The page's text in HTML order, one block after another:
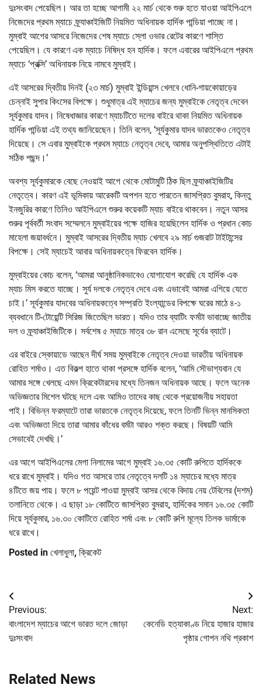
দুঃসংবাদ পেয়েছিল। আর তা হচ্ছে আগামী ২২ মার্চ থেকে শুরু হতে যাওয়া আইপিএলে
নিজেদের প্রথম ম্যাচে ফ্র্যাঞ্চাইজিটি নিয়মিত অধিনায়ক হার্দিক পান্ডিয়া পাচ্ছে না।
মুম্বাই আগের আসরে নিজেদের শেষ ম্যাচে স্লো ওভার রেটের কারণে শাস্তি
পেয়েছিল। যে কারণে এক ম্যাচে নিষিদ্ধ হন হার্দিক। ফলে এবারের আইপিএলে প্রথম
ম্যাচে ‘প্রক্সি’ অধিনায়ক নিয়ে নামবে মুম্বাই।
এই আসরের দ্বিতীয় দিনই (২৩ মার্চ) মুম্বাই ইন্ডিয়ান্স খেলবে ধোনি-গায়কোয়াড়ের
চেন্নাই সুপার কিংসের বিপক্ষে। শুধুমাত্র এই ম্যাচের জন্য মুম্বাইকে নেতৃত্ব দেবেন
সূর্যকুমার যাদব। নিষেধাজ্ঞার কারণে ম্যাচটিতে দলের বাইরে থাকা নিয়মিত অধিনায়ক
হার্দিক পান্ডিয়া এই তথ্য জানিয়েছেন। তিনি বলেন, ‘সূর্যকুমার যাদব ভারতকেও নেতৃত্ব
দিয়েছে। সে এবার মুম্বাইকে প্রথম ম্যাচে নেতৃত্ব দেবে, আমার অনুপস্থিতিতে এটাই
সঠিক পছন্দ।’
অবশ্য সূর্যকুমারকে বেছে নেওয়াই আগে থেকে মোটামুটি ঠিক ছিল ফ্র্যাঞ্চাইজিটির
নেতৃত্বে। কারণ এই ভূমিকায় আরেকটি অপশন হতে পারতেন জাসপ্রিত বুমরাহ, কিন্তু
ইনজুরির কারণে তিনিও আইপিএলে শুরুর কয়েকটি ম্যাচ বাইরে থাকবেন। নতুন আসর
শুরুর পূর্ববর্তী সংবাদ সম্মেলনে মুম্বাইয়ের পক্ষে হাজির হয়েছিলেন হার্দিক ও প্রধান কোচ
মাহেলা জয়াবর্ধনে। মুম্বাই আসরের দ্বিতীয় ম্যাচ খেলবে ২৯ মার্চ গুজরাট টাইটান্সের
বিপক্ষে। সেই ম্যাচেই আবার অধিনায়কত্বে ফিরবেন হার্দিক।
মুম্বাইয়ের কোচ বলেন, ‘আমরা আনুষ্ঠানিকভাবেও যোগাযোগ করেছি যে হার্দিক এক
ম্যাচ মিস করতে যাচ্ছে। সুর্য দলকে নেতৃত্ব দেবে এবং এভাবেই আমরা এগিয়ে যেতে
চাই।’ সূর্যকুমার যাদবের অধিনায়কত্বে সম্প্রতি ইংল্যান্ডের বিপক্ষে ঘরের মাঠে ৪-১
ব্যবধানে টি-টোয়েন্টি সিরিজ জিতেছিল ভারত। যদিও তার ব্যাটিং ফর্মটা ভাবাচ্ছে জাতীয়
দল ও ফ্র্যাঞ্চাইজিটিকে। সর্বশেষ ৫ ম্যাচে মাত্র ৩৮ রান এসেছে সূর্যের ব্যাটে।
এর বাইরে স্কোয়াডে আছেন দীর্ঘ সময় মুম্বাইকে নেতৃত্ব দেওয়া ভারতীয় অধিনায়ক
রোহিত শর্মাও। এত বিকল্প হাতে থাকা প্রসঙ্গে হার্দিক বলেন, ‘আমি সৌভাগ্যবান যে
আমার সঙ্গে খেলছে এমন ক্রিকেটারদের মধ্যে তিনজন অধিনায়ক আছে। ফলে অনেক
অভিজ্ঞতার মিশেল ঘটছে দলে এবং আমিও তাদের কাছ থেকে প্রয়োজনীয় সহায়তা
পাই। বিভিন্ন ফরম্যাটে তারা ভারতকে নেতৃত্ব দিয়েছে, ফলে তিনটি ভিন্ন মানসিকতা
এবং অভিজ্ঞতা দিয়ে তারা আমার কাঁধের বর্মটা আরও শক্ত করছে। বিষয়টি আমি
সেভাবেই দেখছি।’
এর আগে আইপিএলের মেগা নিলামের আগে মুম্বাই ১৬.৩৫ কোটি রুপিতে হার্দিককে
ধরে রাখে মুম্বাই। যদিও গত আসরে তার নেতৃত্বে দলটি ১৪ ম্যাচের মধ্যে মাত্র
৪টিতে জয় পায়। ফলে ৮ পয়েন্ট পাওয়া মুম্বাই আসর থেকে বিদায় নেয় টেবিলের (দশম)
তলানিতে থেকে। এ ছাড়া ১৮ কোটিতে জাসপ্রিত বুমরাহ, হার্দিকের সমান ১৬.৩৫ কোটি
দিয়ে সূর্যকুমার, ১৬.৩০ কোটিতে রোহিত শর্মা এবং ৮ কোটি রুপি মূল্যে তিলক ভার্মাকে
ধরে রাখে।
Posted in খেলাধুলা, ক্রিকেট
Post
navigation
Previous:
বাংলাদেশ ম্যাচের আগে ভারত দলে জোড়া
দুঃসংবাদ
Next:
কেনেডি হত্যাকাণ্ড নিয়ে হাজার হাজার
পৃষ্ঠার গোপন নথি প্রকাশ
Related News